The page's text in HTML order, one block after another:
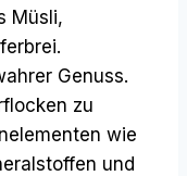
Müsli,
Genuss.
zu
wie
und